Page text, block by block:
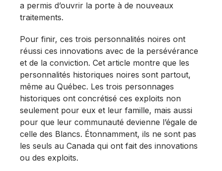
a permis d’ouvrir la porte à de nouveaux
traitements.
Pour finir, ces trois personnalités noires ont
réussi ces innovations avec de la persévérance
et de la conviction. Cet article montre que les
personnalités historiques noires sont partout,
même au Québec. Les trois personnages
historiques ont concrétisé ces exploits non
seulement pour eux et leur famille, mais aussi
pour que leur communauté devienne l’égale de
celle des Blancs. Étonnamment, ils ne sont pas
les seuls au Canada qui ont fait des innovations
ou des exploits.